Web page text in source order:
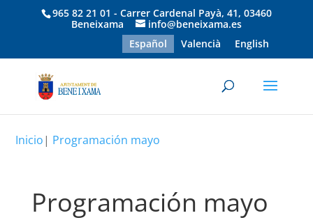
965 82 21 01 - Carrer Cardenal Payà, 41, 03460
Beneixama
info@beneixama.es
Español
Valencià English
Inicio| Programación mayo
Programación mayo